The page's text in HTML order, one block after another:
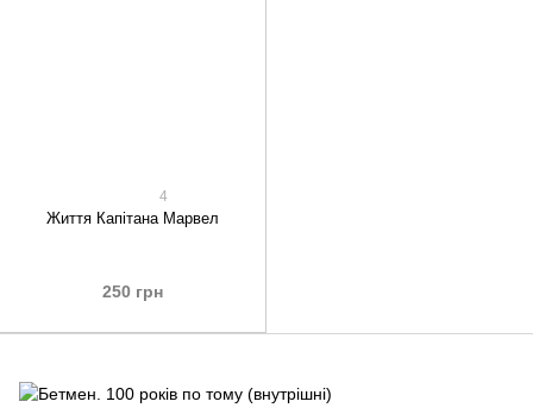
4
Життя Капітана Марвел
250 грн